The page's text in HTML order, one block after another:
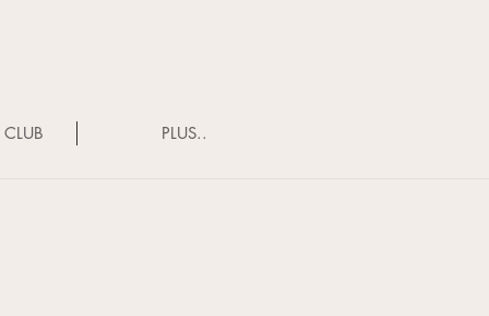
PLUS..